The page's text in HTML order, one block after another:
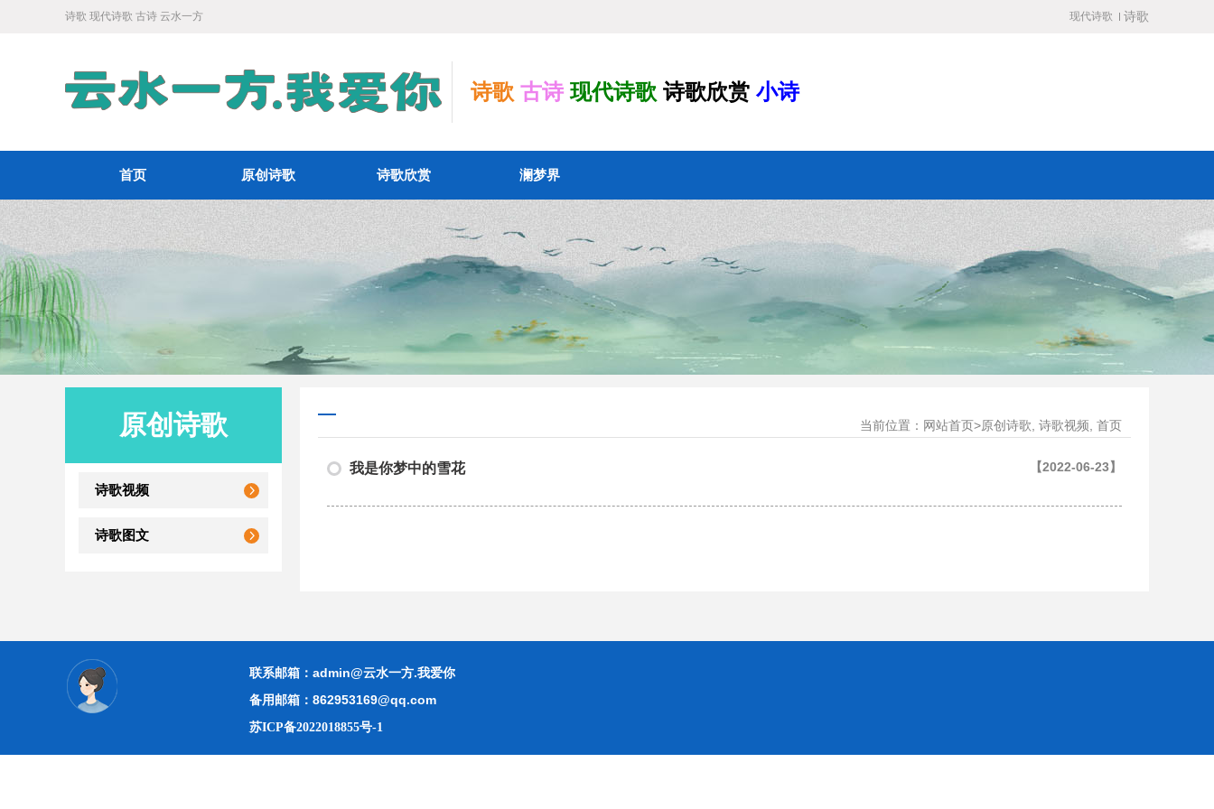
诗歌 现代诗歌 古诗 云水一方 现代诗歌 诗歌
诗歌 古诗 现代诗歌 诗歌欣赏 小诗
首页 原创诗歌 诗歌欣赏 澜梦界
原创诗歌
诗歌视频
诗歌图文
当前位置： 网站首页 >原创诗歌 诗歌视频 首页
我是你梦中的雪花 【2022-06-23】
联系邮箱：admin@云水一方.我爱你
备用邮箱：862953169@qq.com
苏ICP备2022018855号-1